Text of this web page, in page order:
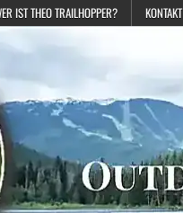
IST THEO TRAILHOPPER? KONTAKT